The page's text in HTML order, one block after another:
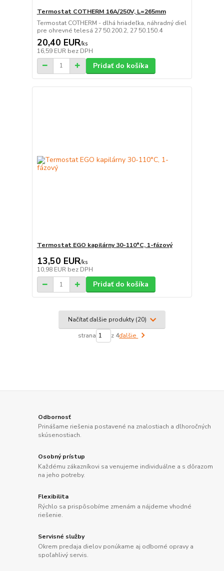
Termostat COTHERM 16A/250V, L=265mm
Termostat COTHERM - dlhá hriadeľka, náhradný diel
pre ohrevné telesá 27 50.200.2, 27 50.150.4
20,40 EUR/ks
16,59 EUR bez DPH
Pridať do košíka
Termostat EGO kapilárny 30-110°C, 1-fázový
13,50 EUR/ks
10,98 EUR bez DPH
Pridať do košíka
Načítať ďalšie produkty (20)
strana z 4ďalšie
Odbornosť
Prinášame riešenia postavené na znalostiach a dlhoročných
skúsenostiach.
Osobný prístup
Každému zákazníkovi sa venujeme individuálne a s dôrazom
na jeho potreby.
Flexibilita
Rýchlo sa prispôsobíme zmenám a nájdeme vhodné
riešenie.
Servisné služby
Okrem predaja dielov ponúkame aj odborné opravy a
spoľahlivý servis.